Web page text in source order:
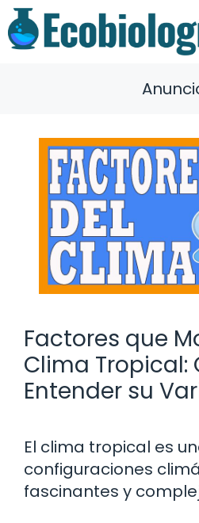
Saltar
al
contenido
Factores que
Clima Tropical:
Entender su
El clima tropical es
configuraciones
fascinantes y